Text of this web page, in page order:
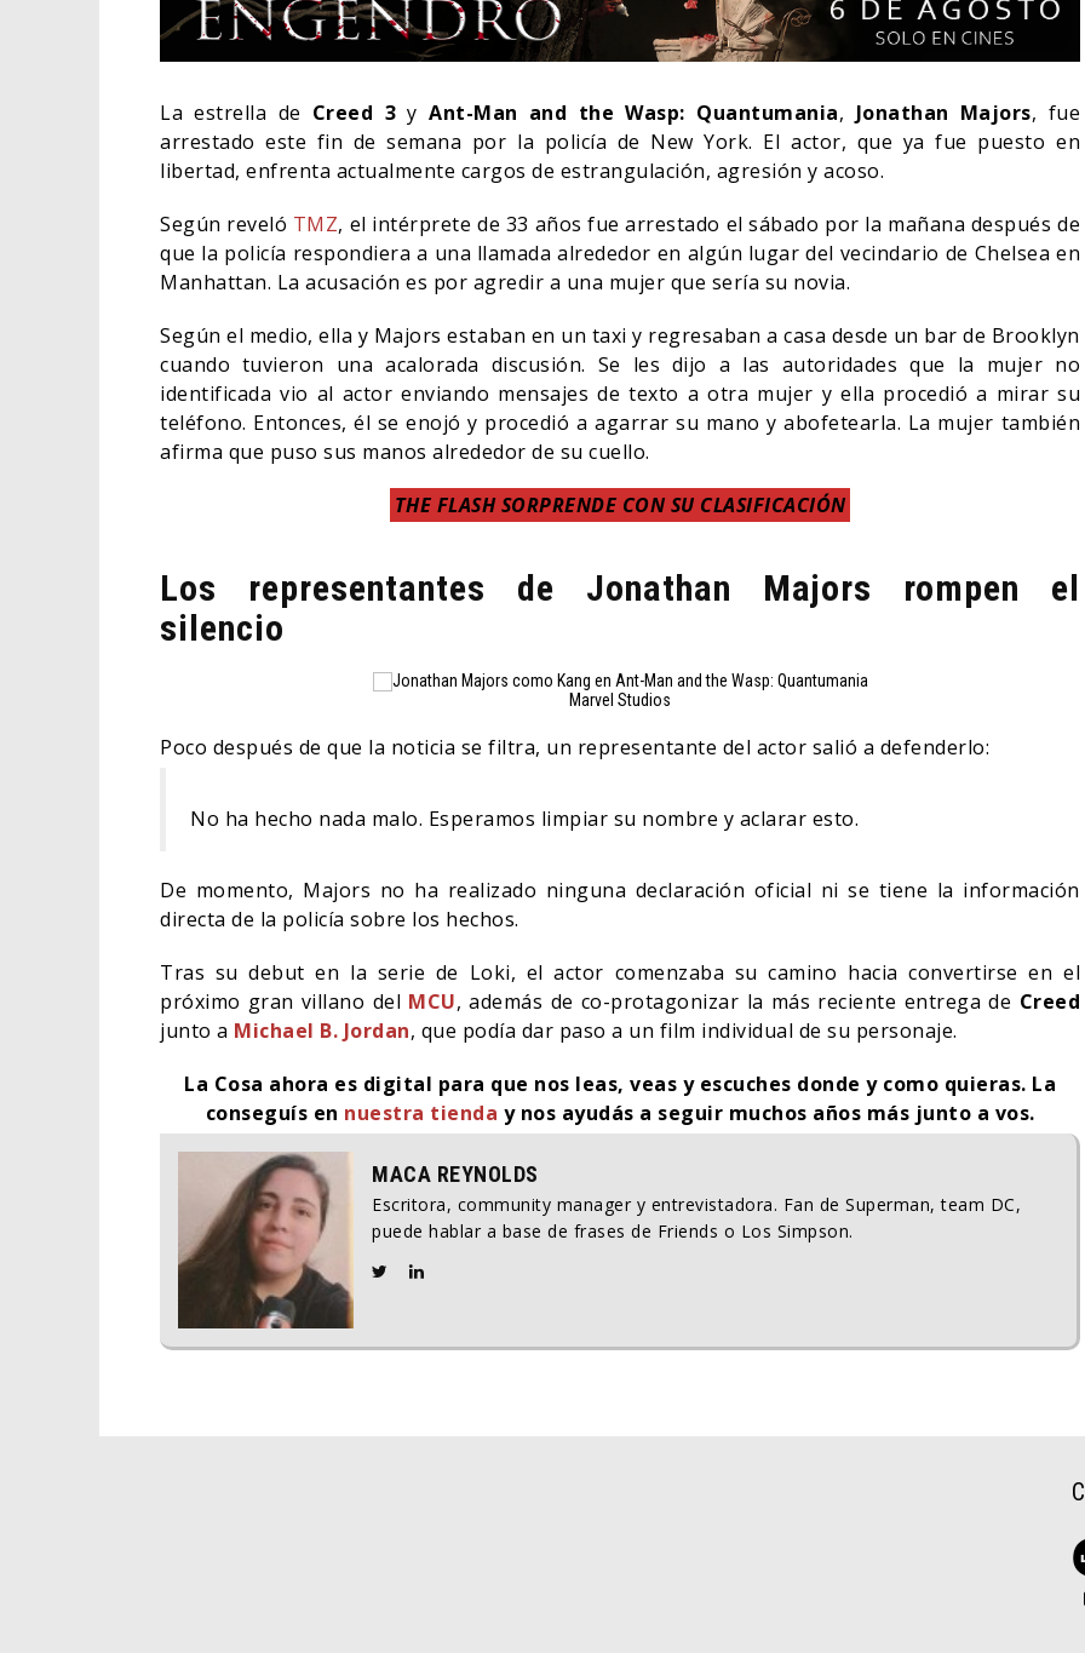
La estrella de Creed 3yAnt-Man and the Wasp: Quantumania, Jonathan Majors, fue
arrestado este fin de semana por la policía de New York. El actor, que ya fue puesto en
libertad, enfrenta actualmente cargos de estrangulación, agresión y acoso.
Según reveló TMZ, el intérprete de 33 años fue arrestado el sábado por la mañana después de
que la policía respondiera a una llamada alrededor en algún lugar del vecindario de Chelsea en
Manhattan. La acusación es por agredir a una mujer que sería su novia.
Según el medio, ella y Majors estaban en un taxi y regresaban a casa desde un bar de Brooklyn
cuando tuvieron una acalorada discusión. Se les dijo a las autoridades que la mujer no
identificada vio al actor enviando mensajes de texto a otra mujer y ella procedió a mirar su
teléfono. Entonces, él se enojó y procedió a agarrar su mano y abofetearla. La mujer también
afirma que puso sus manos alrededor de su cuello.
THE FLASH SORPRENDE CON SU CLASIFICACIÓN
Los representantes de Jonathan Majors rompen el
silencio
Marvel Studios
Poco después de que la noticia se filtra, un representante del actor salió a defenderlo:
No ha hecho nada malo. Esperamos limpiar su nombre y aclarar esto.
De momento, Majors no ha realizado ninguna declaración oficial ni se tiene la información
directa de la policía sobre los hechos.
Tras su debut en la serie de Loki, el actor comenzaba su camino hacia convertirse en el
próximo gran villano del MCU, además de co-protagonizar la más reciente entrega de Creed
junto a Michael B. Jordan, que podía dar paso a un film individual de su personaje.
La Cosa ahora es digital para que nos leas, veas y escuches donde y como quieras. La
conseguís en nuestra tienda y nos ayudás a seguir muchos años más junto a vos.
MACA REYNOLDS
Escritora, community manager y entrevistadora. Fan de Superman, team DC,
puede hablar a base de frases de Friends o Los Simpson.
ORLANDO BLOOM AFIRMA
HABER RECHAZADO SER
BATMAN
CINE 05/08/2026
SPIDER-MAN: UN NUEVO
CINE